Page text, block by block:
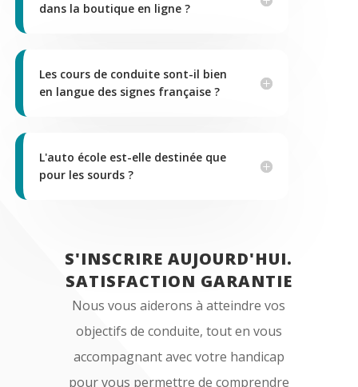
dans la boutique en ligne ?
Les cours de conduite sont-il bien
en langue des signes française ?
L'auto école est-elle destinée que
pour les sourds ?
S'INSCRIRE AUJOURD'HUI.
SATISFACTION GARANTIE
Nous vous aiderons à atteindre vos
objectifs de conduite, tout en vous
accompagnant avec votre handicap
pour vous permettre de comprendre